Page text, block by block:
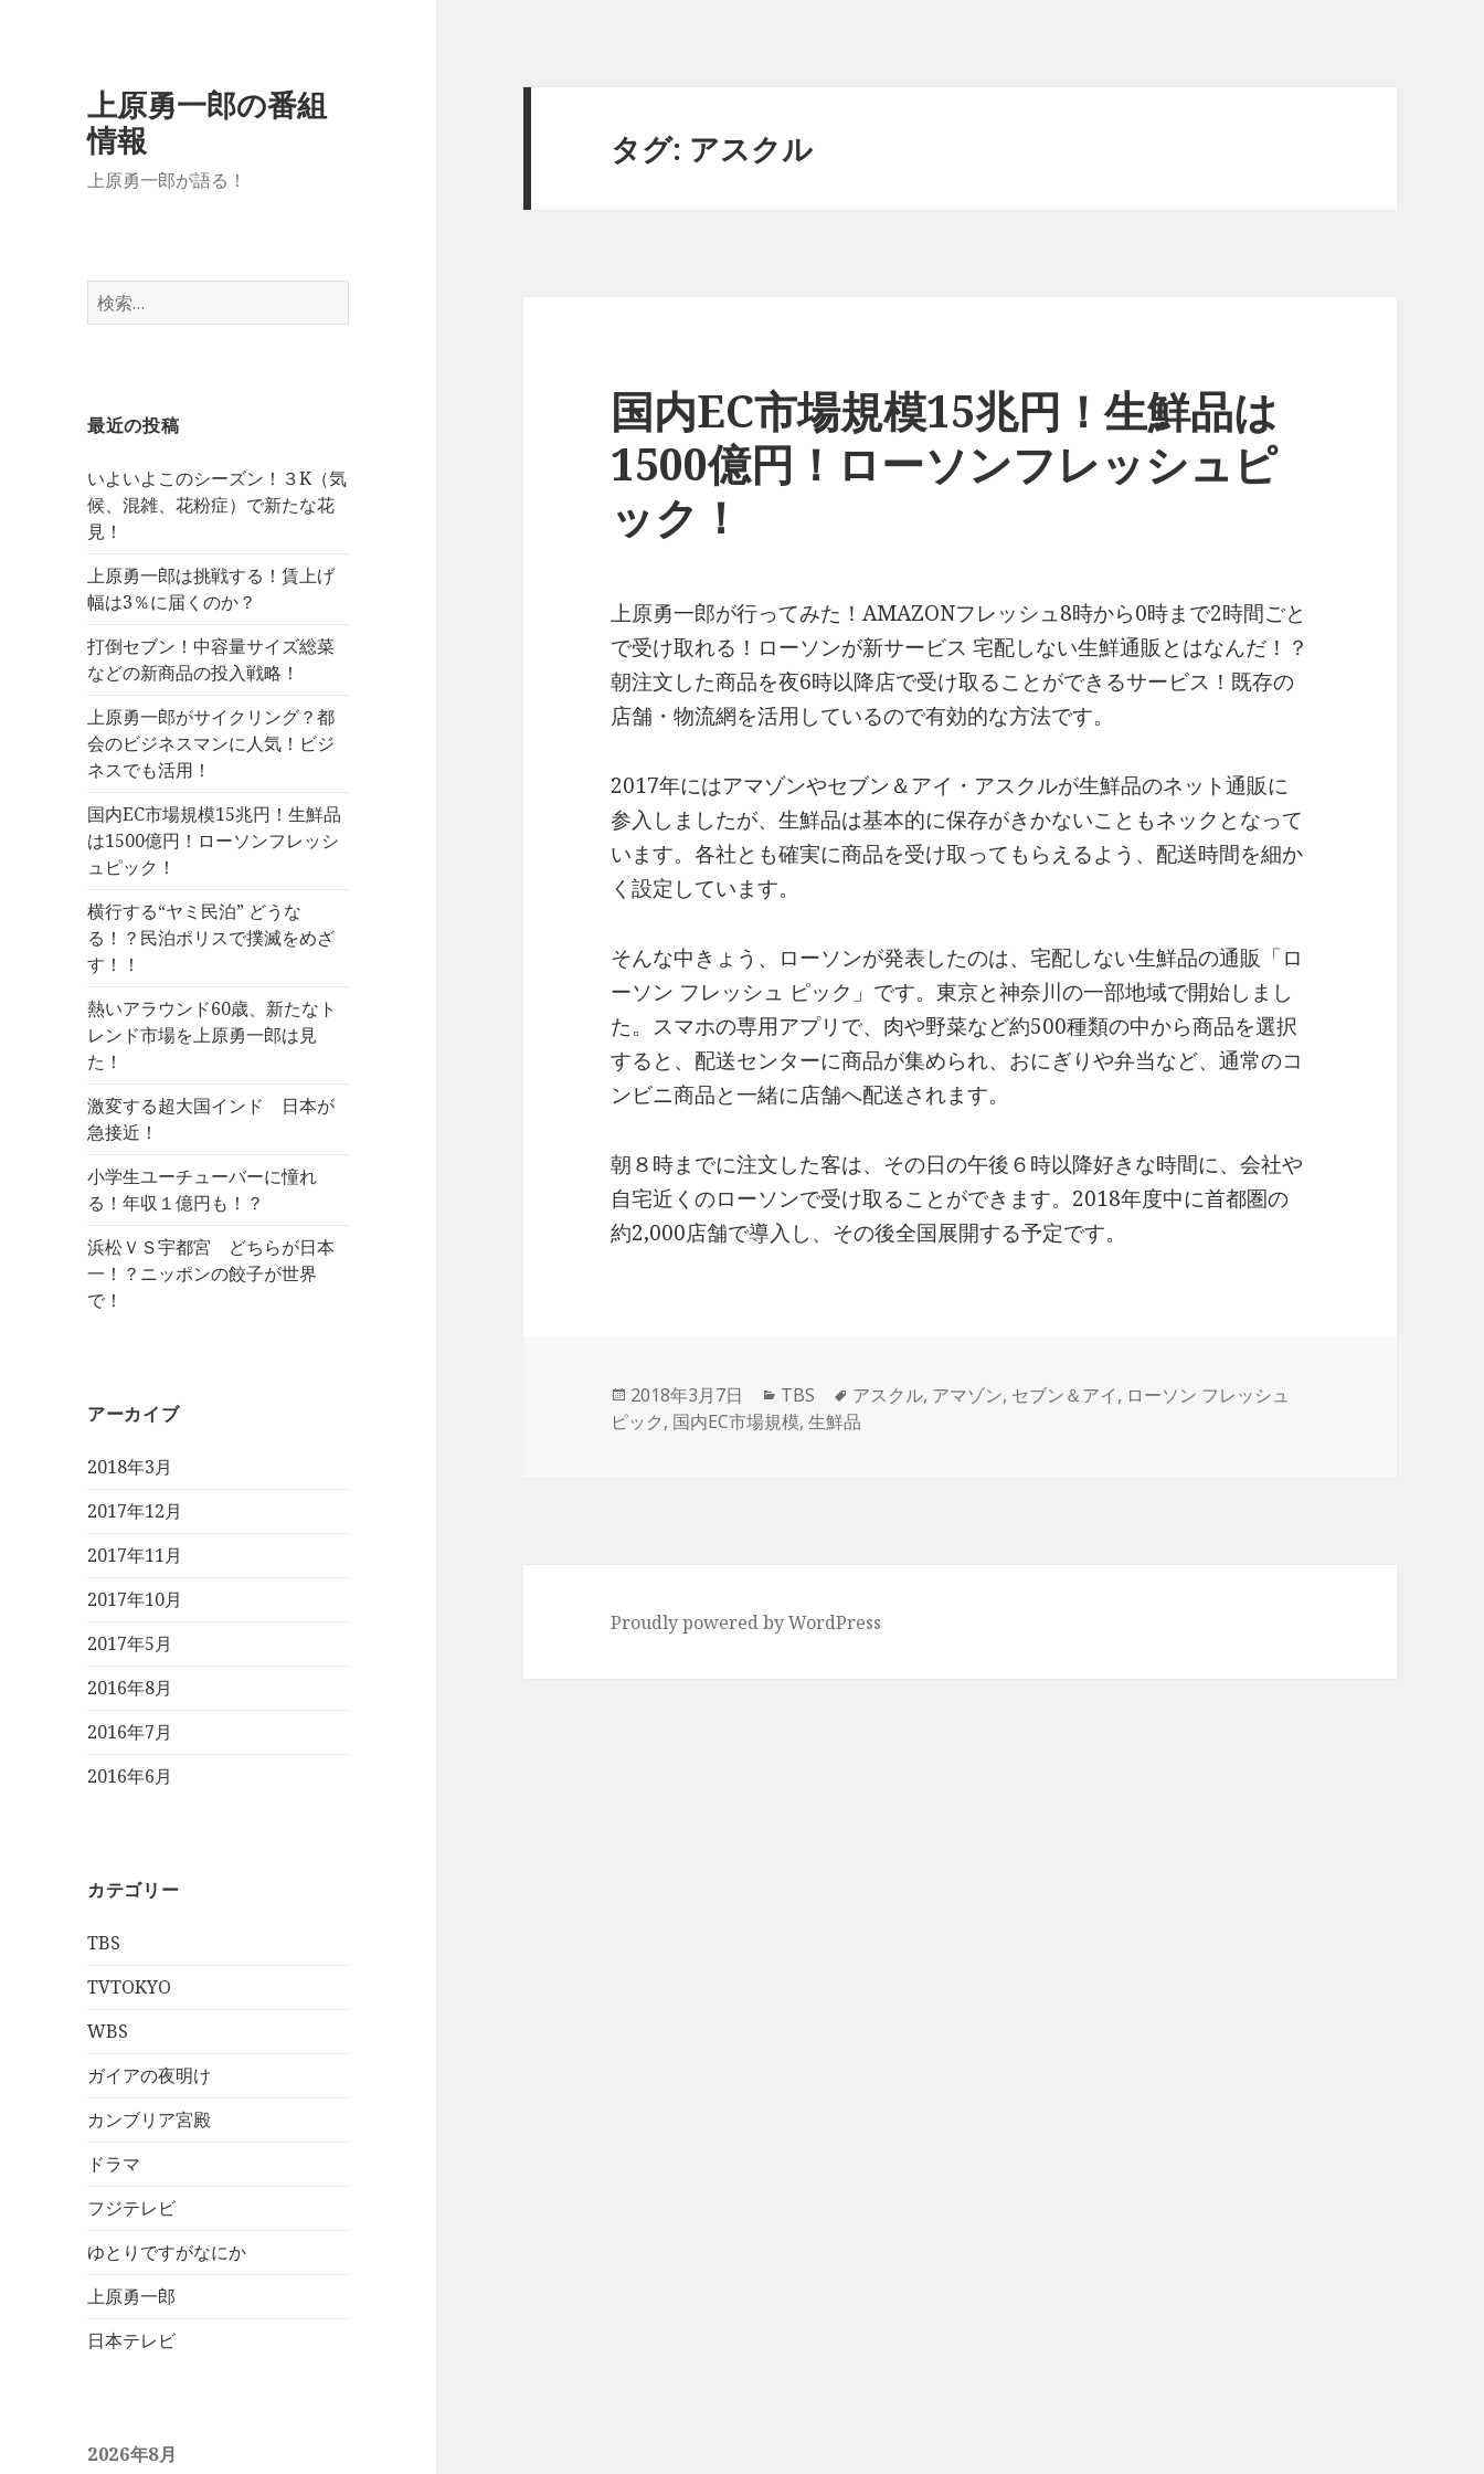
上原勇一郎の番組
情報
上原勇一郎が語る！
検
索
最近の投稿
いよいよこのシーズン！３K（気
候、混雑、花粉症）で新たな花
見！
上原勇一郎は挑戦する！賃上げ
幅は3％に届くのか？
打倒セブン！中容量サイズ総菜
などの新商品の投入戦略！
上原勇一郎がサイクリング？都
会のビジネスマンに人気！ビジ
ネスでも活用！
国内EC市場規模15兆円！生鮮品
は1500億円！ローソンフレッシ
ュピック！
横行する“ヤミ民泊” どうな
る！？民泊ポリスで撲滅をめざ
す！！
熱いアラウンド60歳、新たなト
レンド市場を上原勇一郎は見
た！
激変する超大国インド 日本が
急接近！
小学生ユーチューバーに憧れ
る！年収１億円も！？
浜松ＶＳ宇都宮 どちらが日本
一！？ニッポンの餃子が世界
で！
アーカイブ
2018年3月
2017年12月
2017年11月
2017年10月
2017年5月
2016年8月
2016年7月
2016年6月
カテゴリー
TBS
TVTOKYO
WBS
ガイアの夜明け
カンブリア宮殿
ドラマ
フジテレビ
ゆとりですがなにか
上原勇一郎
日本テレビ
2026年8月
タグ: アスクル
国内EC市場規模15兆円！生鮮品は
1500億円！ローソンフレッシュピ
ック！
上原勇一郎が行ってみた！AMAZONフレッシュ8時から0時まで2時間ごと
で受け取れる！ローソンが新サービス 宅配しない生鮮通販とはなんだ！？
朝注文した商品を夜6時以降店で受け取ることができるサービス！既存の
店舗・物流網を活用しているので有効的な方法です。
2017年にはアマゾンやセブン＆アイ・アスクルが生鮮品のネット通販に
参入しましたが、生鮮品は基本的に保存がきかないこともネックとなって
います。各社とも確実に商品を受け取ってもらえるよう、配送時間を細か
く設定しています。
そんな中きょう、ローソンが発表したのは、宅配しない生鮮品の通販「ロ
ーソン フレッシュ ピック」です。東京と神奈川の一部地域で開始しまし
た。スマホの専用アプリで、肉や野菜など約500種類の中から商品を選択
すると、配送センターに商品が集められ、おにぎりや弁当など、通常のコ
ンビニ商品と一緒に店舗へ配送されます。
朝８時までに注文した客は、その日の午後６時以降好きな時間に、会社や
自宅近くのローソンで受け取ることができます。2018年度中に首都圏の
約2,000店舗で導入し、その後全国展開する予定です。
投
稿
2018年3月7日
カ
テ
TBS
タ
グ
アスクル, アマゾン, セブン＆アイ, ローソン フレッシュ
ピック, 国内EC市場規模,生鮮品
Proudly powered by WordPress